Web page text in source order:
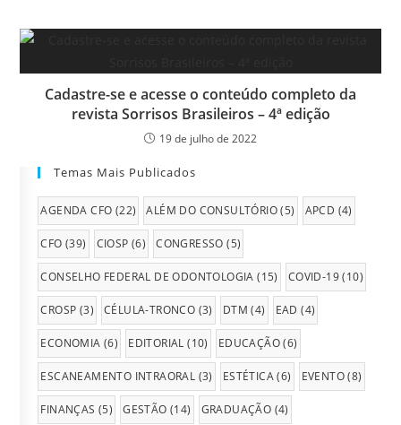
Cadastre-se e acesse o conteúdo completo da
revista Sorrisos Brasileiros – 4ª edição
19 de julho de 2022
Temas Mais Publicados
AGENDA CFO (22) ALÉM DO CONSULTÓRIO(5) APCD (4)
CFO (39) CIOSP (6) CONGRESSO (5)
CONSELHO FEDERAL DE ODONTOLOGIA (15) COVID-19(10)
CROSP (3) CÉLULA-TRONCO (3) DTM (4) EAD (4)
ECONOMIA (6) EDITORIAL (10) EDUCAÇÃO(6)
ESCANEAMENTO INTRAORAL (3) ESTÉTICA(6) EVENTO(8)
FINANÇAS (5) GESTÃO (14) GRADUAÇÃO (4)